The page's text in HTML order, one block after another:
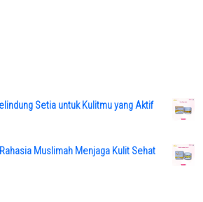
Setia untuk Kulitmu yang Aktif
Muslimah Menjaga Kulit Sehat